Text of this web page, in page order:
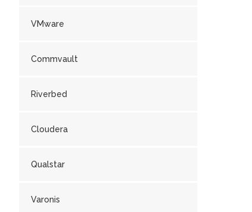
VMware
Commvault
Riverbed
Cloudera
Qualstar
Varonis